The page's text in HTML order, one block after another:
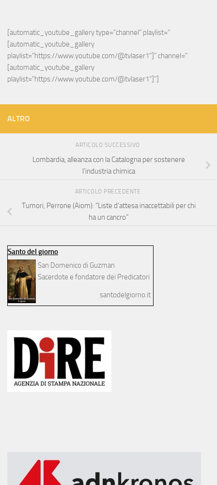
[automatic_youtube_gallery type="channel" playlist="
[automatic_youtube_gallery
playlist="https://www.youtube.com/@tvlaser1"]" channel="
[automatic_youtube_gallery
playlist="https://www.youtube.com/@tvlaser1"]"]
ALTRO
ARTICOLO SUCCESSIVO
Lombardia, alleanza con la Catalogna per sostenere
l’industria chimica
ARTICOLO PRECEDENTE
Tumori, Perrone (Aiom): “Liste d’attesa inaccettabili per chi
ha un cancro”
Santo del giorno
San Domenico di Guzman
Sacerdote e fondatore dei Predicatori
santodelgiorno.it